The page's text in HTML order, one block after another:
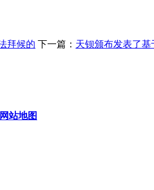
拜候的 下一篇： 天钡颁布发表了
网站地图